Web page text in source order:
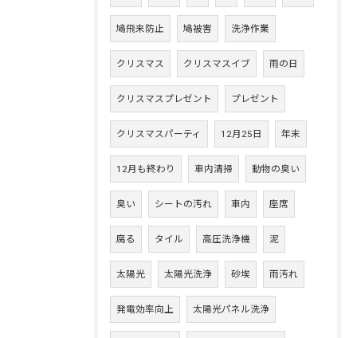
鳩飛来防止 鳩被害 洗浄作業
クリスマス クリスマスイブ 雨の日
クリスマスプレゼント プレゼント
クリスマスパーティ 12月25日 年末
12月も終わり 車内清掃 動物の臭い
臭い シートの汚れ 車内 座席
腐る タイル 高圧洗浄機 泥
太陽光 太陽光洗浄 砂埃 雨汚れ
発電効率向上 太陽光パネル洗浄